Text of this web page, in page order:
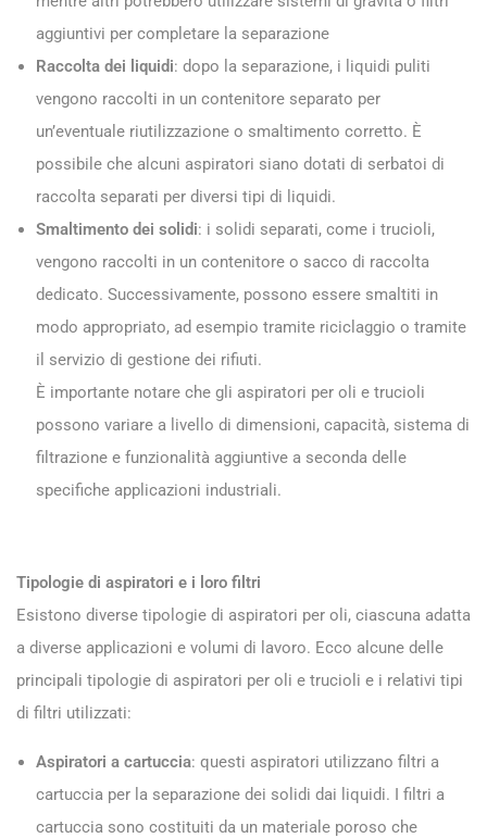
aggiuntivi per completare la separazione
Raccolta dei liquidi: dopo la separazione, i liquidi puliti
vengono raccolti in un contenitore separato per
un’eventuale riutilizzazione o smaltimento corretto. È
possibile che alcuni aspiratori siano dotati di serbatoi di
raccolta separati per diversi tipi di liquidi.
Smaltimento dei solidi: i solidi separati, come i trucioli,
vengono raccolti in un contenitore o sacco di raccolta
dedicato. Successivamente, possono essere smaltiti in
modo appropriato, ad esempio tramite riciclaggio o tramite
il servizio di gestione dei rifiuti.
È importante notare che gli aspiratori per oli e trucioli
possono variare a livello di dimensioni, capacità, sistema di
filtrazione e funzionalità aggiuntive a seconda delle
specifiche applicazioni industriali.
Tipologie di aspiratori e i loro filtri
Esistono diverse tipologie di aspiratori per oli, ciascuna adatta
a diverse applicazioni e volumi di lavoro. Ecco alcune delle
principali tipologie di aspiratori per oli e trucioli e i relativi tipi
di filtri utilizzati:
Aspiratori a cartuccia: questi aspiratori utilizzano filtri a
cartuccia per la separazione dei solidi dai liquidi. I filtri a
cartuccia sono costituiti da un materiale poroso che